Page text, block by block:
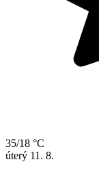
35/18 °C
úterý 11. 8.